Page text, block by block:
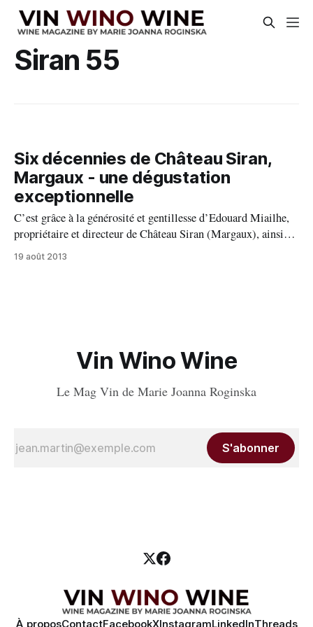
Siran 55
Six décennies de Château Siran,
Margaux - une dégustation
exceptionnelle
C’est grâce à la générosité et gentillesse d’Edouard Miailhe,
propriétaire et directeur de Château Siran (Margaux), ainsi
qu’une impressionnante collection de vieux millésimes, que
19 août 2013
Vin Wino Wine
Le Mag Vin de Marie Joanna Roginska
S'abonner
À proposContactFacebookXInstagramLinkedInThreads